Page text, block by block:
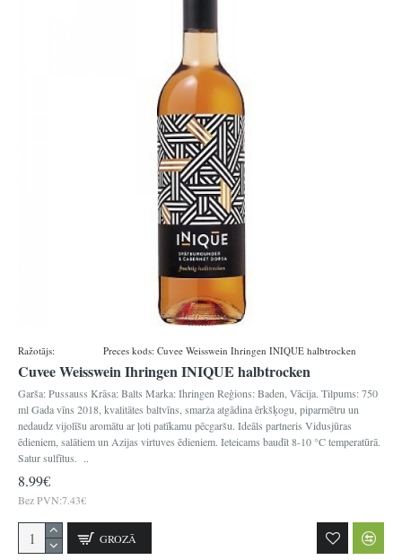
Ražotājs: Preces kods: Cuvee Weisswein Ihringen INIQUE halbtrocken
Cuvee Weisswein Ihringen INIQUE halbtrocken
Garša: Pussauss Krāsa: Balts Marka: Ihringen Reģions: Baden, Vācija. Tilpums: 750
ml Gada vīns 2018, kvalitātes baltvīns, smarža atgādina ērkšķogu, piparmētru un
nedaudz vijolīšu aromātu ar ļoti patīkamu pēcgaršu. Ideāls partneris Vidusjūras
ēdieniem, salātiem un Azijas virtuves ēdieniem. Ieteicams baudīt 8-10 °C temperatūrā.
Satur sulfītus. ..
8.99€
Bez PVN:7.43€
GROZĀ